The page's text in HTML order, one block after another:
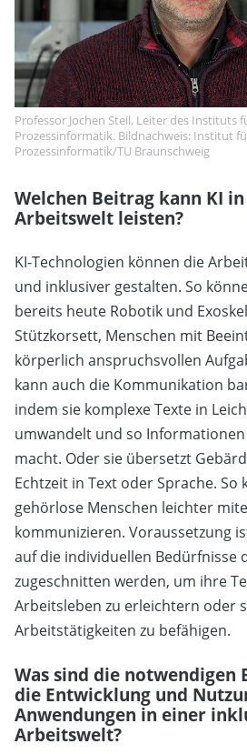
Professor Jochen Steil, Leiter des Instituts
Prozessinformatik. Bildnachweis: Institut
Prozessinformatik/TU Braunschweig
Welchen Beitrag kann KI
Arbeitswelt leisten?
KI-Technologien können die
und inklusiver gestalten. So
bereits heute Robotik und
Stützkorsett, Menschen mit
körperlich anspruchsvollen
kann auch die Kommunikation
indem sie komplexe Texte in
umwandelt und so
macht. Oder sie übersetzt
Echtzeit in Text oder Sprache.
gehörlose Menschen leichter
kommunizieren. Voraussetzung
auf die individuellen Bedürfnisse
zugeschnitten werden, um ihre
Arbeitsleben zu erleichtern oder
Arbeitstätigkeiten zu befähigen.
Was sind die notwendigen
die Entwicklung und
Anwendungen in einer
Arbeitswelt?